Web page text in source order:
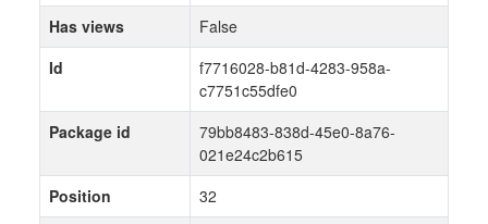
Has views
False
Id
f7716028-b81d-4283-958a-
c7751c55dfe0
Package id
79bb8483-838d-45e0-8a76-
021e24c2b615
Position
32